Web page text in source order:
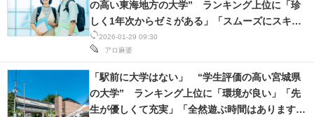
エネルギーの専門メディア
建設×テクノロジーの最前線
ちょっと気になるネットの話題
2026-01-29 09:30
アロ麻婆
の高い東海地方の大学” ランキング上位に「珍
しく1年次からゼミがある」「スムーズにスキル
アップできる」の声
「駅前に大学はない」 “学生評価の高い宮城県
の大学” ランキング上位に「環境が良い」「先
生が優しくて充実」「全然遊ぶ時間はあります」